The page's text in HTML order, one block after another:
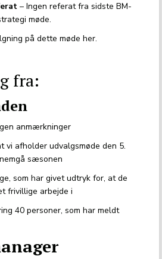
– Ingen referat fra sidste BM-
møde.
på dette møde her.
fra:
anmærkninger
vi afholder udvalgsmøde den 5.
sæsonen
som har givet udtryk for, at de
frivillige arbejde i
40 personer, som har meldt